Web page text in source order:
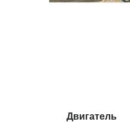
Двигатель